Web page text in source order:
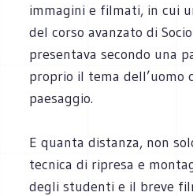
immagini e filmati, in cui
del corso avanzato di
presentava secondo una
proprio il tema dell’uomo
paesaggio.
E quanta distanza, non
tecnica di ripresa e
degli studenti e il breve